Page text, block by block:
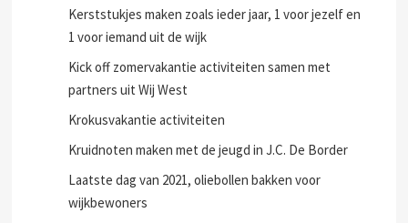
Kerststukjes maken zoals ieder jaar, 1 voor jezelf en
1 voor iemand uit de wijk
Kick off zomervakantie activiteiten samen met
partners uit Wij West
Krokusvakantie activiteiten
Kruidnoten maken met de jeugd in J.C. De Border
Laatste dag van 2021, oliebollen bakken voor
wijkbewoners